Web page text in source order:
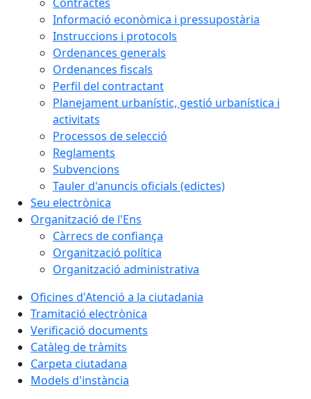
Informació econòmica i pressupostària
Instruccions i protocols
Ordenances generals
Ordenances fiscals
Perfil del contractant
Planejament urbanístic, gestió urbanística i
activitats
Processos de selecció
Reglaments
Subvencions
Tauler d'anuncis oficials (edictes)
Seu electrònica
Organització de l'Ens
Càrrecs de confiança
Organització política
Organització administrativa
Oficines d'Atenció a la ciutadania
Tramitació electrònica
Verificació documents
Catàleg de tràmits
Carpeta ciutadana
Models d'instància